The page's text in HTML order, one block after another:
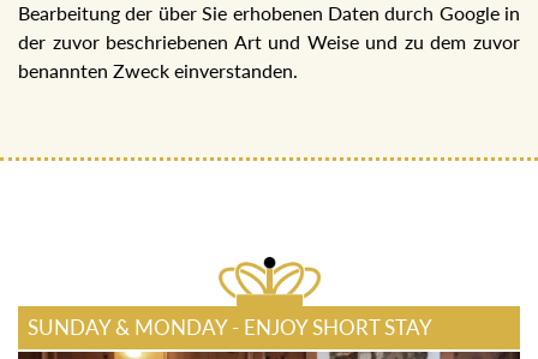
Bearbeitung der über Sie erhobenen Daten durch Google in
der zuvor beschriebenen Art und Weise und zu dem zuvor
benannten Zweck einverstanden.
SUNDAY & MONDAY - ENJOY SHORT STAY